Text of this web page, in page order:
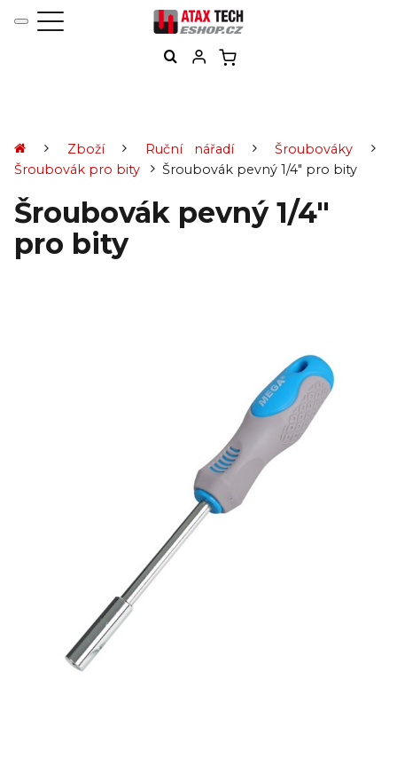
Zboží Ruční nářadí
Šroubováky
Šroubovák pro bity
Šroubovák pevný 1/4" pro bity
Šroubovák pevný 1/4"
pro bity